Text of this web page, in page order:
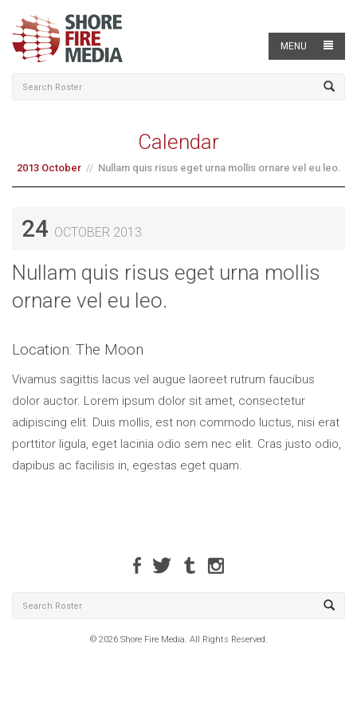
MENU
Calendar
2013 October Nullam quis risus eget urna mollis ornare vel eu leo.
24 OCTOBER 2013
Nullam quis risus eget urna mollis
ornare vel eu leo.
Location: The Moon
Vivamus sagittis lacus vel augue laoreet rutrum faucibus
dolor auctor. Lorem ipsum dolor sit amet, consectetur
adipiscing elit. Duis mollis, est non commodo luctus, nisi erat
porttitor ligula, eget lacinia odio sem nec elit. Cras justo odio,
dapibus ac facilisis in, egestas eget quam.
© 2026 Shore Fire Media. All Rights Reserved.